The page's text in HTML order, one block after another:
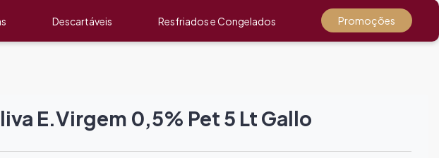
Descartáveis Resfriados e Congelados Promoções
E.virgem 0,5% Pet 5 Lt Gallo